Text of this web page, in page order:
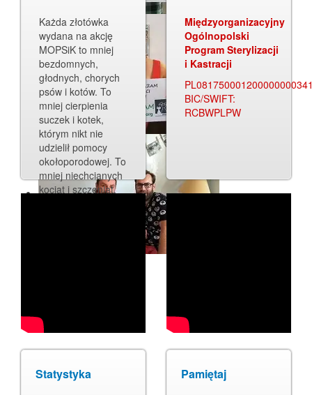
Każda złotówka
wydana na akcję
MOPSiK to mniej
bezdomnych,
głodnych, chorych
psów i kotów. To
mniej cierpienia
suczek i kotek,
którym nikt nie
udzielił pomocy
okołoporodowej. To
mniej niechcianych
kociąt i szczeniąt,
Międzyorganizacyjny
Ogólnopolski
Program Sterylizacji
i Kastracji
BIC/SWIFT:
RCBWPLPW
Statystyka Pamiętaj